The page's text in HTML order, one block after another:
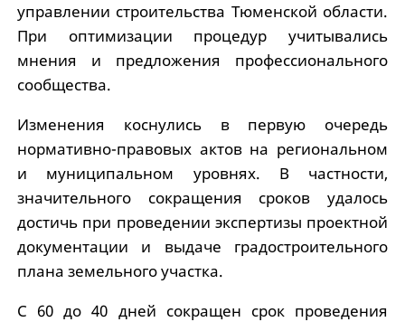
управлении строительства Тюменской области.
При оптимизации процедур учитывались
мнения и предложения профессионального
сообщества.
Изменения коснулись в первую очередь
нормативно-правовых актов на региональном
и муниципальном уровнях. В частности,
значительного сокращения сроков удалось
достичь при проведении экспертизы проектной
документации и выдаче градостроительного
плана земельного участка.
С 60 до 40 дней сокращен срок проведения